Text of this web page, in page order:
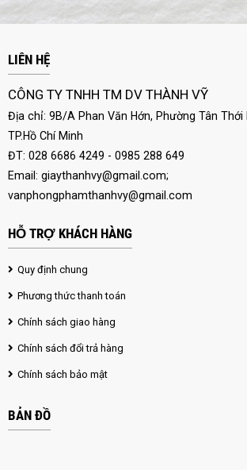
LIÊN HỆ
CÔNG TY TNHH TM DV THÀNH VỸ
Địa chỉ: 9B/A Phan Văn Hớn, Phường Tân Thới
TP.Hồ Chí Minh
ĐT: 028 6686 4249 - 0985 288 649
Email: giaythanhvy@gmail.com;
vanphongphamthanhvy@gmail.com
HỖ TRỢ KHÁCH HÀNG
Quy định chung
Phương thức thanh toán
Chính sách giao hàng
Chính sách đổi trả hàng
Chính sách bảo mật
BẢN ĐỒ